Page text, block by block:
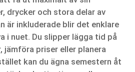
drycker och stora delar av
är inkluderade blir det enklare
i nuet. Du slipper lägga tid på
jämföra priser eller planera
kan du ägna semestern åt